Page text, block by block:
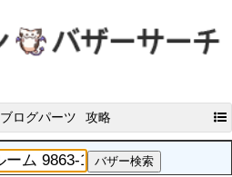
ブログパーツ 攻略